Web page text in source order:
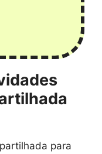
para